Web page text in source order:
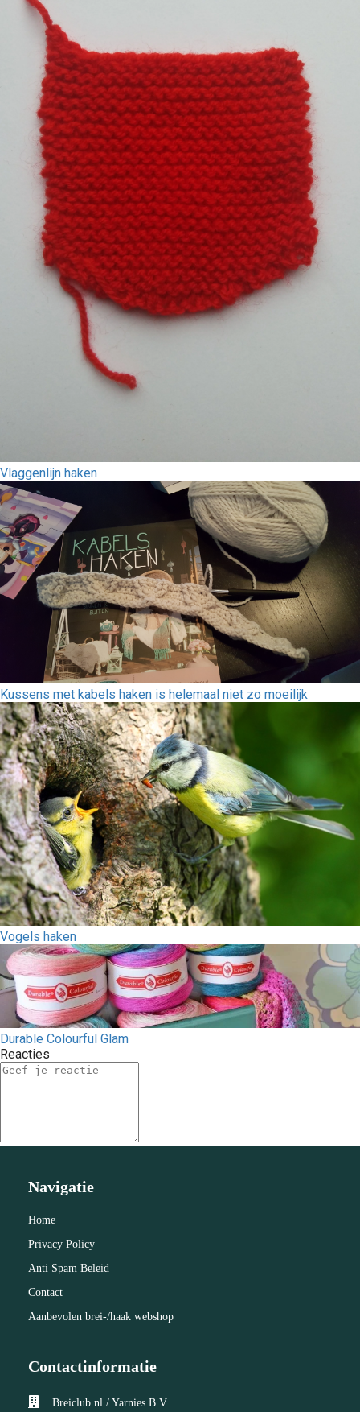
Vlaggenlijn haken
Kussens met kabels haken is helemaal niet zo moeilijk
Vogels haken
Durable Colourful Glam
Reacties
Navigatie
Home
Privacy Policy
Anti Spam Beleid
Contact
Aanbevolen brei-/haak webshop
Contactinformatie
Breiclub.nl / Yarnies B.V.